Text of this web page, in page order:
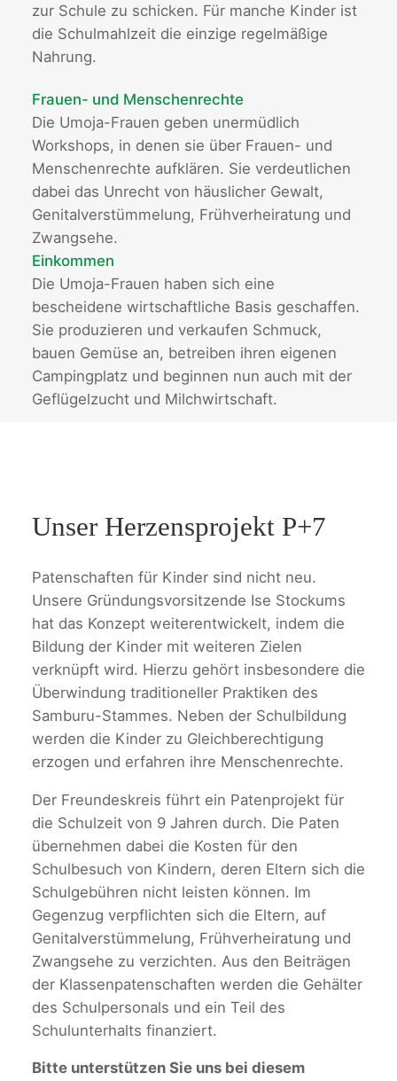
zur Schule zu schicken. Für manche Kinder ist
die Schulmahlzeit die einzige regelmäßige
Nahrung.
Frauen- und Menschenrechte
Die Umoja-Frauen geben unermüdlich
Workshops, in denen sie über Frauen- und
Menschenrechte aufklären. Sie verdeutlichen
dabei das Unrecht von häuslicher Gewalt,
Genitalverstümmelung, Frühverheiratung und
Zwangsehe.
Einkommen
Die Umoja-Frauen haben sich eine
bescheidene wirtschaftliche Basis geschaffen.
Sie produzieren und verkaufen Schmuck,
bauen Gemüse an, betreiben ihren eigenen
Campingplatz und beginnen nun auch mit der
Geflügelzucht und Milchwirtschaft.
Unser Herzensprojekt P+7
Patenschaften für Kinder sind nicht neu.
Unsere Gründungsvorsitzende Ise Stockums
hat das Konzept weiterentwickelt, indem die
Bildung der Kinder mit weiteren Zielen
verknüpft wird. Hierzu gehört insbesondere die
Überwindung traditioneller Praktiken des
Samburu-Stammes. Neben der Schulbildung
werden die Kinder zu Gleichberechtigung
erzogen und erfahren ihre Menschenrechte.
Der Freundeskreis führt ein Patenprojekt für
die Schulzeit von 9 Jahren durch. Die Paten
übernehmen dabei die Kosten für den
Schulbesuch von Kindern, deren Eltern sich die
Schulgebühren nicht leisten können. Im
Gegenzug verpflichten sich die Eltern, auf
Genitalverstümmelung, Frühverheiratung und
Zwangsehe zu verzichten. Aus den Beiträgen
der Klassenpatenschaften werden die Gehälter
des Schulpersonals und ein Teil des
Schulunterhalts finanziert.
Bitte unterstützen Sie uns bei diesem